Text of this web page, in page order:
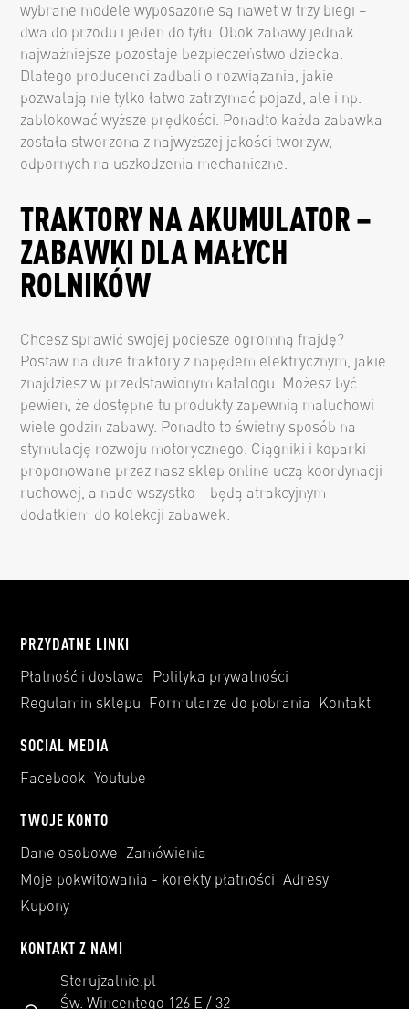
wybrane modele wyposażone są nawet w trzy biegi –
dwa do przodu i jeden do tyłu. Obok zabawy jednak
najważniejsze pozostaje bezpieczeństwo dziecka.
Dlatego producenci zadbali o rozwiązania, jakie
pozwalają nie tylko łatwo zatrzymać pojazd, ale i np.
zablokować wyższe prędkości. Ponadto każda zabawka
została stworzona z najwyższej jakości tworzyw,
odpornych na uszkodzenia mechaniczne.
TRAKTORY NA AKUMULATOR –
ZABAWKI DLA MAŁYCH
ROLNIKÓW
Chcesz sprawić swojej pociesze ogromną frajdę?
Postaw na duże traktory z napędem elektrycznym, jakie
znajdziesz w przedstawionym katalogu. Możesz być
pewien, że dostępne tu produkty zapewnią maluchowi
wiele godzin zabawy. Ponadto to świetny sposób na
stymulację rozwoju motorycznego. Ciągniki i koparki
proponowane przez nasz sklep online uczą koordynacji
ruchowej, a nade wszystko – będą atrakcyjnym
dodatkiem do kolekcji zabawek.
PRZYDATNE LINKI
Płatność i dostawa Polityka prywatności
Regulamin sklepu Formularze do pobrania Kontakt
SOCIAL MEDIA
Facebook Youtube
TWOJE KONTO
Dane osobowe Zamówienia
Moje pokwitowania - korekty płatności Adresy
Kupony
KONTAKT Z NAMI
Sterujzalnie.pl
Św. Wincentego 126 E / 32